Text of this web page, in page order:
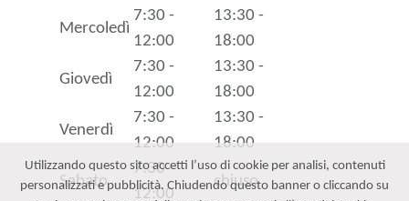
Mercoledì
7:30 -
12:00
13:30 -
18:00
Giovedì
7:30 -
12:00
13:30 -
18:00
Venerdì
7:30 -
12:00
13:30 -
18:00
Sabato
7:30 -
12:00
chiuso
Utilizzando questo sito accetti l’uso di cookie per analisi, contenuti
personalizzati e pubblicità. Chiudendo questo banner o cliccando su